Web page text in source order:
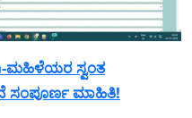
ಮಹಿಳೆಯರ ಸ್ವಂತ
ಸಂಪೂರ್ಣ ಮಾಹಿತಿ!